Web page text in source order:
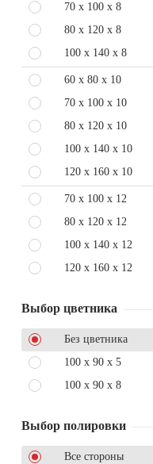
70 x 100 x 8
80 x 120 x 8
100 x 140 x 8
60 x 80 x 10
70 x 100 x 10
80 x 120 x 10
100 x 140 x 10
120 x 160 x 10
70 x 100 x 12
80 x 120 x 12
100 x 140 x 12
120 x 160 x 12
Выбор цветника
Без цветника
100 x 90 x 5
100 x 90 x 8
Выбор полировки
Все стороны